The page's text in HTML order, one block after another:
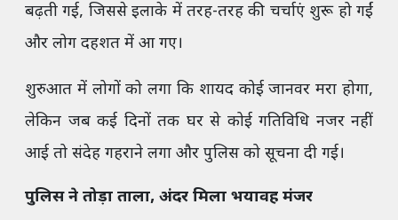
बढ़ती गई, जिससे इलाके में तरह-तरह की चर्चाएं शुरू हो गईं
और लोग दहशत में आ गए।
शुरुआत में लोगों को लगा कि शायद कोई जानवर मरा होगा,
लेकिन जब कई दिनों तक घर से कोई गतिविधि नजर नहीं
आई तो संदेह गहराने लगा और पुलिस को सूचना दी गई।
पुलिस ने तोड़ा ताला, अंदर मिला भयावह मंजर